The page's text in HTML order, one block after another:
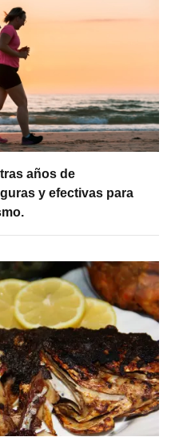
años de
y efectivas para